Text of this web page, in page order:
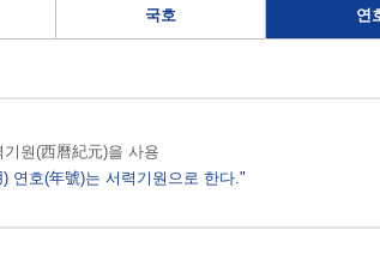
국호 연
원(西曆紀元)을 사용
연호(年號)는 서력기원으로 한다."